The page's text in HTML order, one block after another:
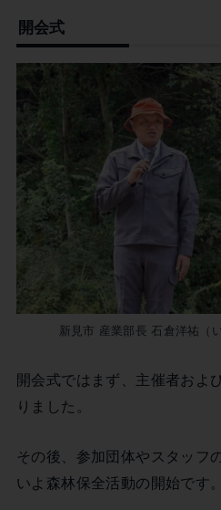
開会式
新見市 産業部長 石倉洋祐（
開会式ではまず、主催者およ
りました。
その後、参加団体やスタッフ
いよ森林保全活動の開始です。